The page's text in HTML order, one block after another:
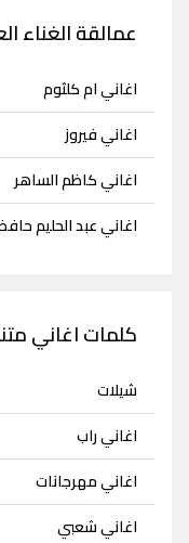
عمالقة الغناء
اغاني ام كلثوم
اغاني فيروز
اغاني كاظم الساهر
اغاني عبد الحليم
كلمات اغاني
شيلات
اغاني راب
اغاني مهرجانات
اغاني شعبي